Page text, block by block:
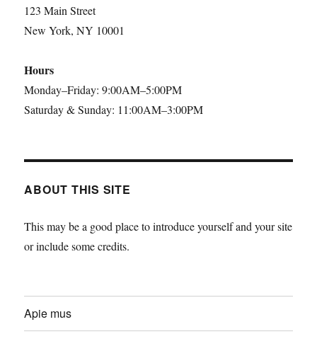
123 Main Street
New York, NY 10001
Hours
Monday–Friday: 9:00AM–5:00PM
Saturday & Sunday: 11:00AM–3:00PM
ABOUT THIS SITE
This may be a good place to introduce yourself and your site
or include some credits.
Apie mus